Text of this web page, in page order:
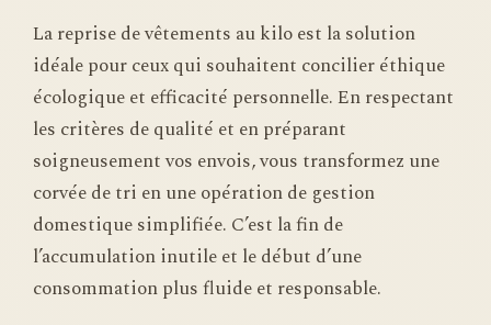
La reprise de vêtements au kilo est la solution
idéale pour ceux qui souhaitent concilier éthique
écologique et efficacité personnelle. En respectant
les critères de qualité et en préparant
soigneusement vos envois, vous transformez une
corvée de tri en une opération de gestion
domestique simplifiée. C’est la fin de
l’accumulation inutile et le début d’une
consommation plus fluide et responsable.